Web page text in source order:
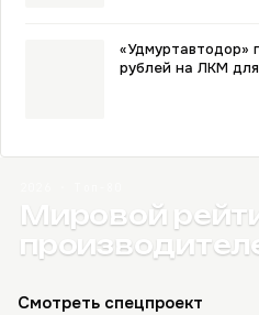
«Удмуртавтодор»
рублей на ЛКМ
Мировой
Смотреть спецпроект